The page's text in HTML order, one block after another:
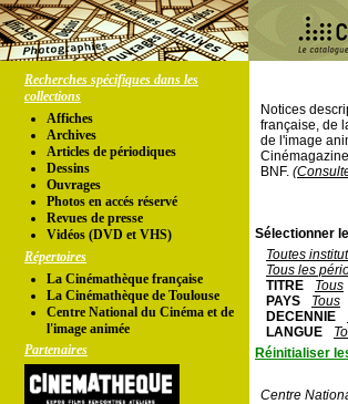
Recherches spécifiques dans les
collections
Affiches
Archives
Articles de périodiques
Dessins
Ouvrages
Photos en accés réservé
Revues de presse
Vidéos (DVD et VHS)
Répertoires
La Cinémathèque française
La Cinémathèque de Toulouse
Centre National du Cinéma et de
l'image animée
Partenaires
Notices
française, de
de l'image
BNF.
Sélectionner
Toutes
Tous les
TITRE
Tous
PAYS
Tous
DECENNIE
LANGUE
Réinitialiser
Centre